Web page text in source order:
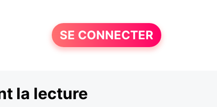
SE CONNECTER
la lecture